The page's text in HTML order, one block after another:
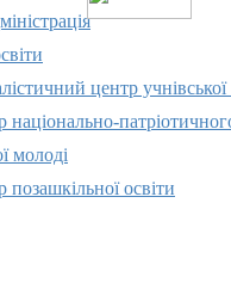
центр учнівської
молоді
освіти